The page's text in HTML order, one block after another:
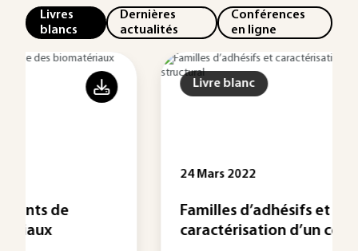
Livres
blancs
Dernières
actualités
Conférences
en ligne
Livre blanc
Familles d’adhésifs et
caractérisation d’un collage ...